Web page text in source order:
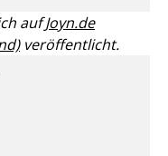
aufJoyn.de
veröffentlicht.